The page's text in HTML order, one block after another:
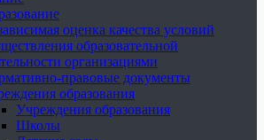
оценка качества условий
образовательной
организациями
правовые документы
образования
Учреждения образования
Школы